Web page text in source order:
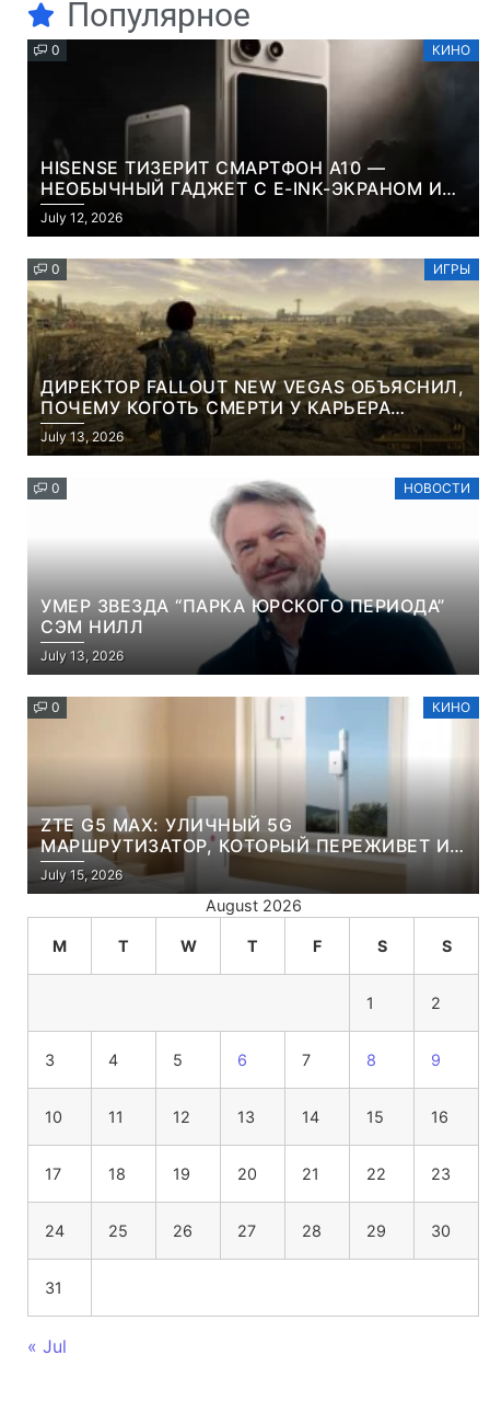
Популярное
0 КИНО
HISENSE ТИЗЕРИТ СМАРТФОН A10 —
НЕОБЫЧНЫЙ ГАДЖЕТ С E-INK-ЭКРАНОМ И
СЪЕМНОЙ LCD-ПАНЕЛЬЮ ДЛЯ ЦВЕТНОГО
КОНТЕНТА И СОЦСЕТЕЙ
July 12, 2026
0 ИГРЫ
ДИРЕКТОР FALLOUT NEW VEGAS ОБЪЯСНИЛ,
ПОЧЕМУ КОГОТЬ СМЕРТИ У КАРЬЕРА
НАМЕРЕННО СНОСИТ ВАМ ГОЛОВУ
July 13, 2026
0 НОВОСТИ
УМЕР ЗВЕЗДА “ПАРКА ЮРСКОГО ПЕРИОДА”
СЭМ НИЛЛ
July 13, 2026
0 КИНО
ZTE G5 MAX: УЛИЧНЫЙ 5G
МАРШРУТИЗАТОР, КОТОРЫЙ ПЕРЕЖИВЕТ И
ЛЮТУЮ ЗИМУ, И ЖАРКОЕ ЛЕТО
July 15, 2026
August 2026
M T W T F S S
1 2
3 4 5 6 7 8 9
10 11 12 13 14 15 16
17 18 19 20 21 22 23
24 25 26 27 28 29 30
31
« Jul